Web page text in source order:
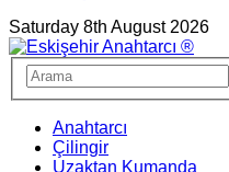
Saturday 8th August 2026
Anahtarcı
Çilingir
Uzaktan Kumanda